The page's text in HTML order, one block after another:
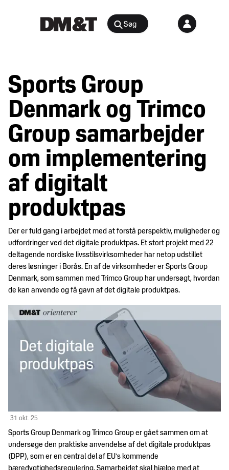
Agenter &
Distributører
Arbejdsmiljø
Bæredygtighed
samfundsansvar
Digital
handel
Handelsjura
HR-
Jura
International
handel
Internationalt
netværk
Kemi
Mærkning
Persondata
Told
Arrangementer
Nyheder
&
indsigt
Juridisk
medlemsportal
Medlemskab
Dine
fordele
som
medlem
Ramme- og
rabataftaler
medlemmer
Betingelser
for
rådgivning
for fuldt
Vedtægter for
servicemedlemskab
Om
os
Hvem
er
DM&T?
DM&T's
medarbejdere
DM&T's forpligtelse
til ansvarlig
virksomhedsadfærd
DM&T's
DM&T's
politiske
Politiske
prioriteter
Jobbørs
Kontakt
Presse
Sport
dmogt.ai
Søg
Sports Group
Denmark og Trimco
Group samarbejder
om implementering
af digitalt
produktpas
Der er fuld gang i arbejdet med at forstå perspektiv, muligheder og
udfordringer ved det digitale produktpas. Et stort projekt med 22
deltagende nordiske livsstilsvirksomheder har netop udstillet
deres løsninger i Borås. En af de virksomheder er Sports Group
Denmark, som sammen med Trimco Group har undersøgt, hvordan
de kan anvende og få gavn af det digitale produktpas.
31 okt. 25
Sports Group Denmark og Trimco Group er gået sammen om at
undersøge den praktiske anvendelse af det digitale produktpas
(DPP), som er en central del af EU's kommende